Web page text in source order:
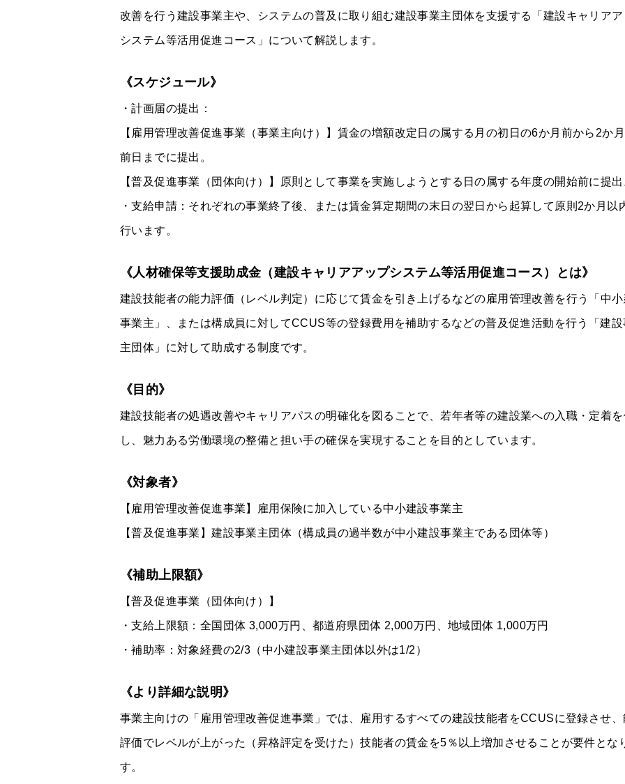
改善を行う建設事業主や、システムの普及に取り組む建設事業主団体を支援する「建設キャリア
システム等活用促進コース」について解説します。
《スケジュール》
・計画届の提出：
【雇用管理改善促進事業（事業主向け）】賃金の増額改定日の属する月の初日の6か月前から2か
前日までに提出。
【普及促進事業（団体向け）】原則として事業を実施しようとする日の属する年度の開始前に提出
・支給申請：それぞれの事業終了後、または賃金算定期間の末日の翌日から起算して原則2か月以
行います。
《人材確保等支援助成金（建設キャリアアップシステム等活用促進コース）とは》
建設技能者の能力評価（レベル判定）に応じて賃金を引き上げるなどの雇用管理改善を行う「中小
事業主」、または構成員に対してCCUS等の登録費用を補助するなどの普及促進活動を行う「建設
主団体」に対して助成する制度です。
《目的》
建設技能者の処遇改善やキャリアパスの明確化を図ることで、若年者等の建設業への入職・定着を
し、魅力ある労働環境の整備と担い手の確保を実現することを目的としています。
《対象者》
【雇用管理改善促進事業】雇用保険に加入している中小建設事業主
【普及促進事業】建設事業主団体（構成員の過半数が中小建設事業主である団体等）
《補助上限額》
【普及促進事業（団体向け）】
・支給上限額：全国団体 3,000万円、都道府県団体 2,000万円、地域団体 1,000万円
・補助率：対象経費の2/3（中小建設事業主団体以外は1/2）
《より詳細な説明》
事業主向けの「雇用管理改善促進事業」では、雇用するすべての建設技能者をCCUSに登録させ、
評価でレベルが上がった（昇格評定を受けた）技能者の賃金を5％以上増加させることが要件とな
す。